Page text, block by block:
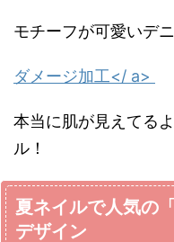
モチーフが可愛いデ
ダメージ加工</ a>
本当に肌が見えてる
ル！
夏ネイルで人気の
デザイン